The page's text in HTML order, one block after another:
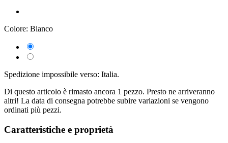
Colore: Bianco
Spedizione impossibile verso: Italia.
Di questo articolo è rimasto ancora 1 pezzo. Presto ne arriveranno
altri! La data di consegna potrebbe subire variazioni se vengono
ordinati più pezzi.
Caratteristiche e proprietà